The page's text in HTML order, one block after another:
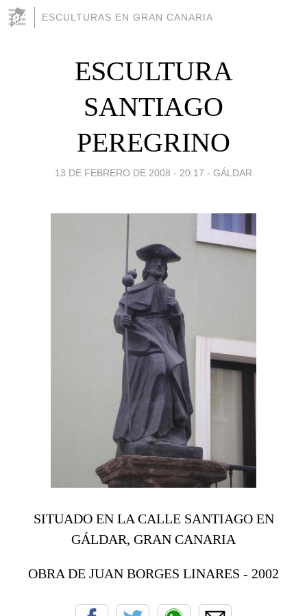
ESCULTURAS EN GRAN CANARIA
ESCULTURA
SANTIAGO
PEREGRINO
13 DE FEBRERO DE 2008 - 20:17 - GÁLDAR
SITUADO EN LA CALLE SANTIAGO EN
GÁLDAR, GRAN CANARIA
OBRA DE JUAN BORGES LINARES - 2002